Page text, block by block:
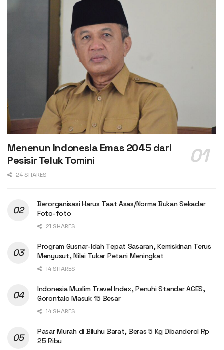
Menenun Indonesia Emas 2045 dari
Pesisir Teluk Tomini
24 SHARES
Berorganisasi Harus Taat Asas/Norma Bukan Sekadar
Foto-foto
21 SHARES
Program Gusnar-Idah Tepat Sasaran, Kemiskinan Terus
Menyusut, Nilai Tukar Petani Meningkat
14 SHARES
Indonesia Muslim Travel Index, Penuhi Standar ACES,
Gorontalo Masuk 15 Besar
14 SHARES
Pasar Murah di Biluhu Barat, Beras 5 Kg Dibanderol Rp
25 Ribu